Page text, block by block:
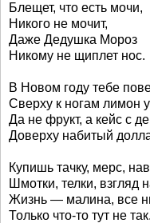
Блещет, что есть мочи,
Никого не мочит,
Даже Дедушка Мороз
Никому не щиплет нос.
В Новом году тебе
Сверху к ногам лимон
Да не фрукт, а кейс с
Доверху набитый
Купишь тачку, мерс,
Шмотки, телки, взгляд
Жизнь — малина, все
Только что-то тут не